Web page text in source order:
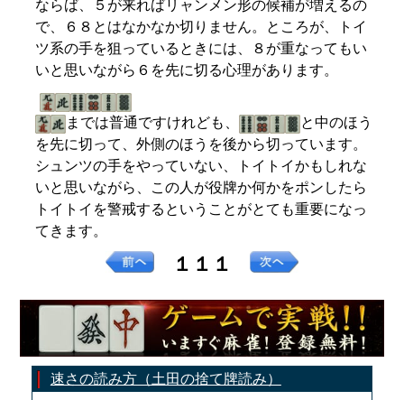
ならば、５が来ればリャンメン形の候補が増えるの
で、６８とはなかなか切りません。ところが、トイ
ツ系の手を狙っているときには、８が重なってもい
いと思いながら６を先に切る心理があります。
までは普通ですけれども、
と中のほう
を先に切って、外側のほうを後から切っています。
シュンツの手をやっていない、トイトイかもしれな
いと思いながら、この人が役牌か何かをポンしたら
トイトイを警戒するということがとても重要になっ
てきます。
１１１
速さの読み方（土田の捨て牌読み）